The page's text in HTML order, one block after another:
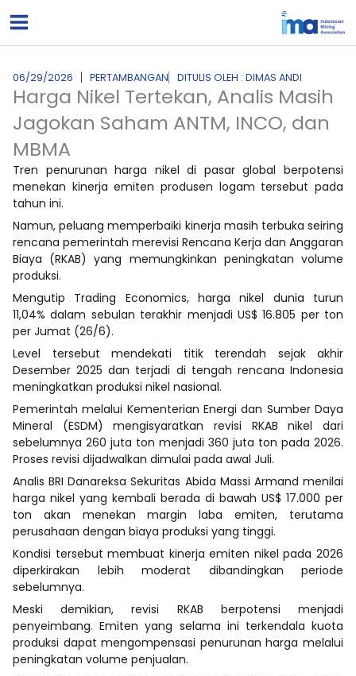
ke
06/29/2026 PERTAMBANGAN DITULIS OLEH : DIMAS ANDI
Harga Nikel Tertekan, Analis Masih
Jagokan Saham ANTM, INCO, dan
MBMA
Tren penurunan harga nikel di pasar global berpotensi
menekan kinerja emiten produsen logam tersebut pada
tahun ini.
Namun, peluang memperbaiki kinerja masih terbuka seiring
rencana pemerintah merevisi Rencana Kerja dan Anggaran
Biaya (RKAB) yang memungkinkan peningkatan volume
produksi.
Mengutip Trading Economics, harga nikel dunia turun
11,04% dalam sebulan terakhir menjadi US$ 16.805 per ton
per Jumat (26/6).
Level tersebut mendekati titik terendah sejak akhir
Desember 2025 dan terjadi di tengah rencana Indonesia
meningkatkan produksi nikel nasional.
Pemerintah melalui Kementerian Energi dan Sumber Daya
Mineral (ESDM) mengisyaratkan revisi RKAB nikel dari
sebelumnya 260 juta ton menjadi 360 juta ton pada 2026.
Proses revisi dijadwalkan dimulai pada awal Juli.
Analis BRI Danareksa Sekuritas Abida Massi Armand menilai
harga nikel yang kembali berada di bawah US$ 17.000 per
ton akan menekan margin laba emiten, terutama
perusahaan dengan biaya produksi yang tinggi.
Kondisi tersebut membuat kinerja emiten nikel pada 2026
diperkirakan lebih moderat dibandingkan periode
sebelumnya.
Meski demikian, revisi RKAB berpotensi menjadi
penyeimbang. Emiten yang selama ini terkendala kuota
produksi dapat mengompensasi penurunan harga melalui
peningkatan volume penjualan.